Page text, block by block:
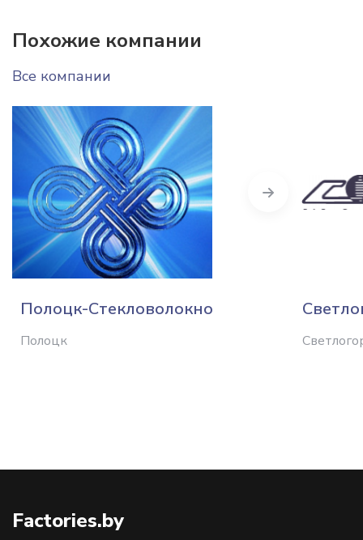
Похожие компании
Все компании
Полоцк-Стекловолокно
Полоцк
Next
Factories.by